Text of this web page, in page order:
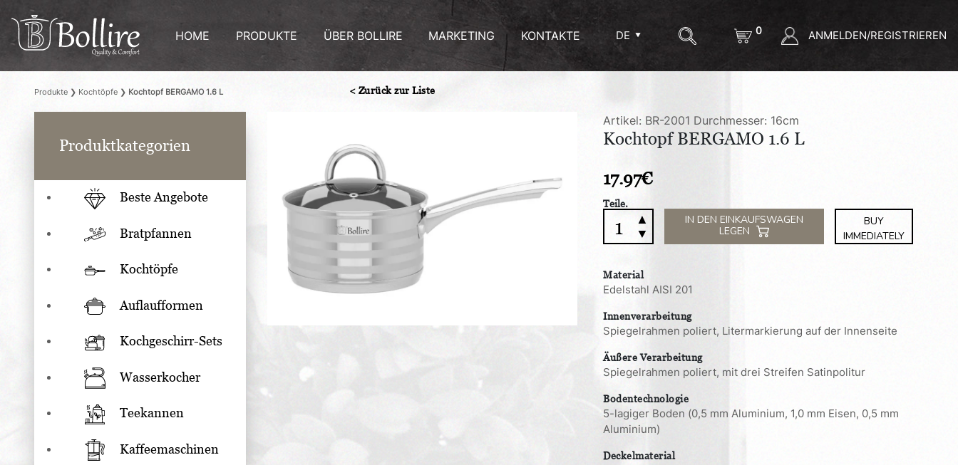
HOME PRODUKTE ÜBER BOLLIRE MARKETING KONTAKTE DE 0 ANMELDEN/REGISTRIEREN
Produkte❯ Kochtöpfe❯ Kochtopf BERGAMO 1.6 L
Produktkategorien
Beste Angebote
Bratpfannen
Kochtöpfe
Auflaufformen
Kochgeschirr-Sets
Wasserkocher
Teekannen
Kaffeemaschinen
< Zurück zur Liste
Artikel: BR-2001 Durchmesser: 16cm
Kochtopf BERGAMO 1.6 L
17.97€
Teile.
Kochtopf
BERGAMO
L
Menge
▲
▼
IN DEN EINKAUFSWAGEN
LEGEN
BUY
IMMEDIATELY
Material
Edelstahl AISI 201
Innenverarbeitung
Spiegelrahmen poliert, Litermarkierung auf der Innenseite
Äußere Verarbeitung
Spiegelrahmen poliert, mit drei Streifen Satinpolitur
Bodentechnologie
5-lagiger Boden (0,5 mm Aluminium, 1,0 mm Eisen, 0,5 mm
Aluminium)
Deckelmaterial